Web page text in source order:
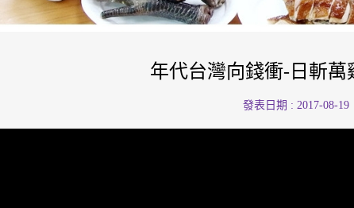
年代台灣向錢衝-日斬萬
發表日期 : 2017-08-19